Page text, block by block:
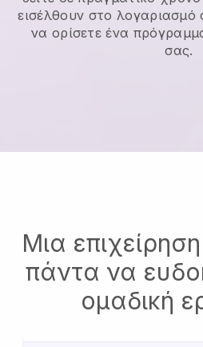
εισέλθουν στο
να ορίσετε ένα
σας.
Μια
πάντα να
ομαδική